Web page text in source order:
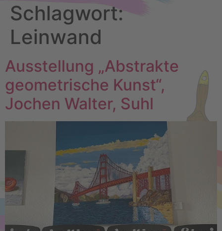
Schlagwort:
Leinwand
Ausstellung „Abstrakte
geometrische Kunst“,
Jochen Walter, Suhl